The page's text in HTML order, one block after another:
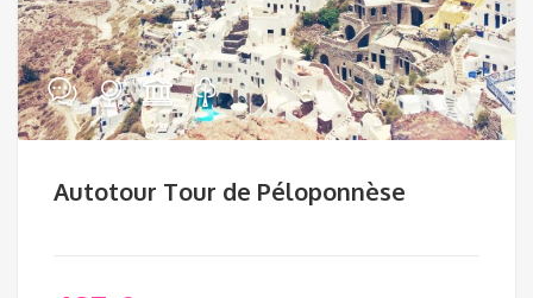
Autotour Tour de Péloponnèse